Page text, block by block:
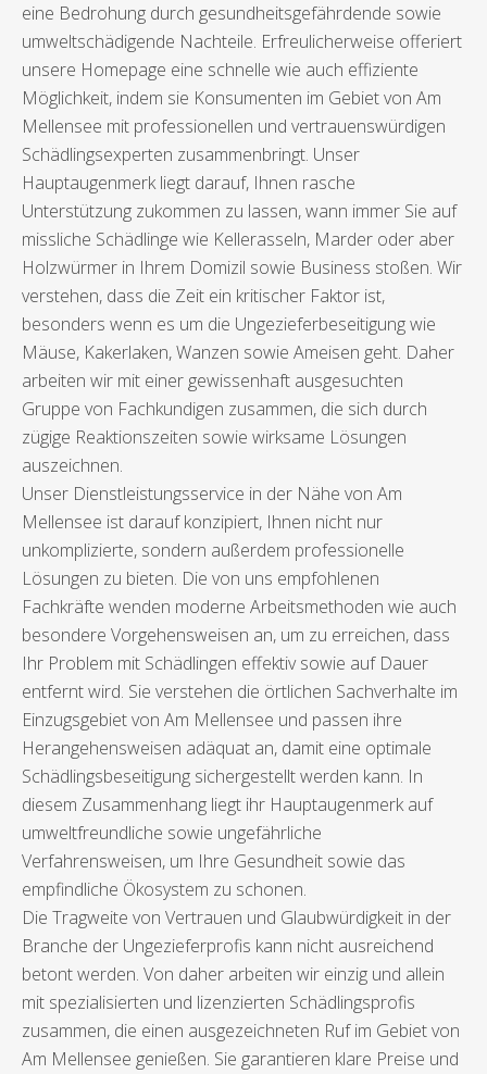
eine Bedrohung durch gesundheitsgefährdende sowie
umweltschädigende Nachteile. Erfreulicherweise offeriert
unsere Homepage eine schnelle wie auch effiziente
Möglichkeit, indem sie Konsumenten im Gebiet von Am
Mellensee mit professionellen und vertrauenswürdigen
Schädlingsexperten zusammenbringt. Unser
Hauptaugenmerk liegt darauf, Ihnen rasche
Unterstützung zukommen zu lassen, wann immer Sie auf
missliche Schädlinge wie Kellerasseln, Marder oder aber
Holzwürmer in Ihrem Domizil sowie Business stoßen. Wir
verstehen, dass die Zeit ein kritischer Faktor ist,
besonders wenn es um die Ungezieferbeseitigung wie
Mäuse, Kakerlaken, Wanzen sowie Ameisen geht. Daher
arbeiten wir mit einer gewissenhaft ausgesuchten
Gruppe von Fachkundigen zusammen, die sich durch
zügige Reaktionszeiten sowie wirksame Lösungen
auszeichnen.
Unser Dienstleistungsservice in der Nähe von Am
Mellensee ist darauf konzipiert, Ihnen nicht nur
unkomplizierte, sondern außerdem professionelle
Lösungen zu bieten. Die von uns empfohlenen
Fachkräfte wenden moderne Arbeitsmethoden wie auch
besondere Vorgehensweisen an, um zu erreichen, dass
Ihr Problem mit Schädlingen effektiv sowie auf Dauer
entfernt wird. Sie verstehen die örtlichen Sachverhalte im
Einzugsgebiet von Am Mellensee und passen ihre
Herangehensweisen adäquat an, damit eine optimale
Schädlingsbeseitigung sichergestellt werden kann. In
diesem Zusammenhang liegt ihr Hauptaugenmerk auf
umweltfreundliche sowie ungefährliche
Verfahrensweisen, um Ihre Gesundheit sowie das
empfindliche Ökosystem zu schonen.
Die Tragweite von Vertrauen und Glaubwürdigkeit in der
Branche der Ungezieferprofis kann nicht ausreichend
betont werden. Von daher arbeiten wir einzig und allein
mit spezialisierten und lizenzierten Schädlingsprofis
zusammen, die einen ausgezeichneten Ruf im Gebiet von
Am Mellensee genießen. Sie garantieren klare Preise und